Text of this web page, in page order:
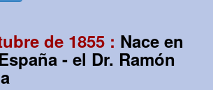
de 1855 : Nace en
- el Dr. Ramón